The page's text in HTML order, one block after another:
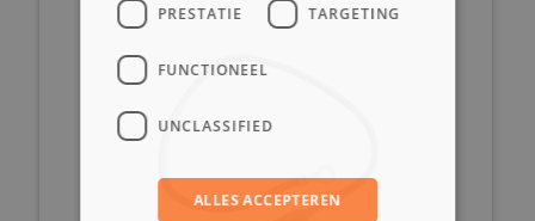
PRESTATIE TARGETING
FUNCTIONEEL
UNCLASSIFIED
ALLES ACCEPTEREN